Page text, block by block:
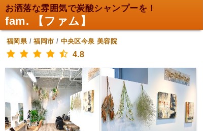
お洒落な雰囲気で炭酸シャンプーを！
fam. 【ファム】
福岡県/福岡市 / 中央区今泉 美容院
4.8